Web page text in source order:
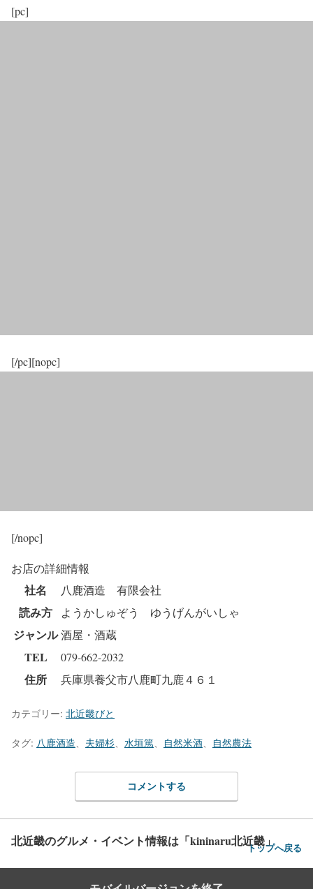
[pc]
[/pc][nopc]
[/nopc]
お店の詳細情報
社名 八鹿酒造 有限会社
読み方 ようかしゅぞう ゆうげんがいしゃ
ジャンル酒屋・酒蔵
TEL 079-662-2032
住所 兵庫県養父市八鹿町九鹿４６１
カテゴリー: 北近畿びと
タグ: 八鹿酒造 夫婦杉 水垣篤 自然米酒 自然農法
コメントする
北近畿のグルメ・イベント情報は「kininaru北近畿」トップへ戻る